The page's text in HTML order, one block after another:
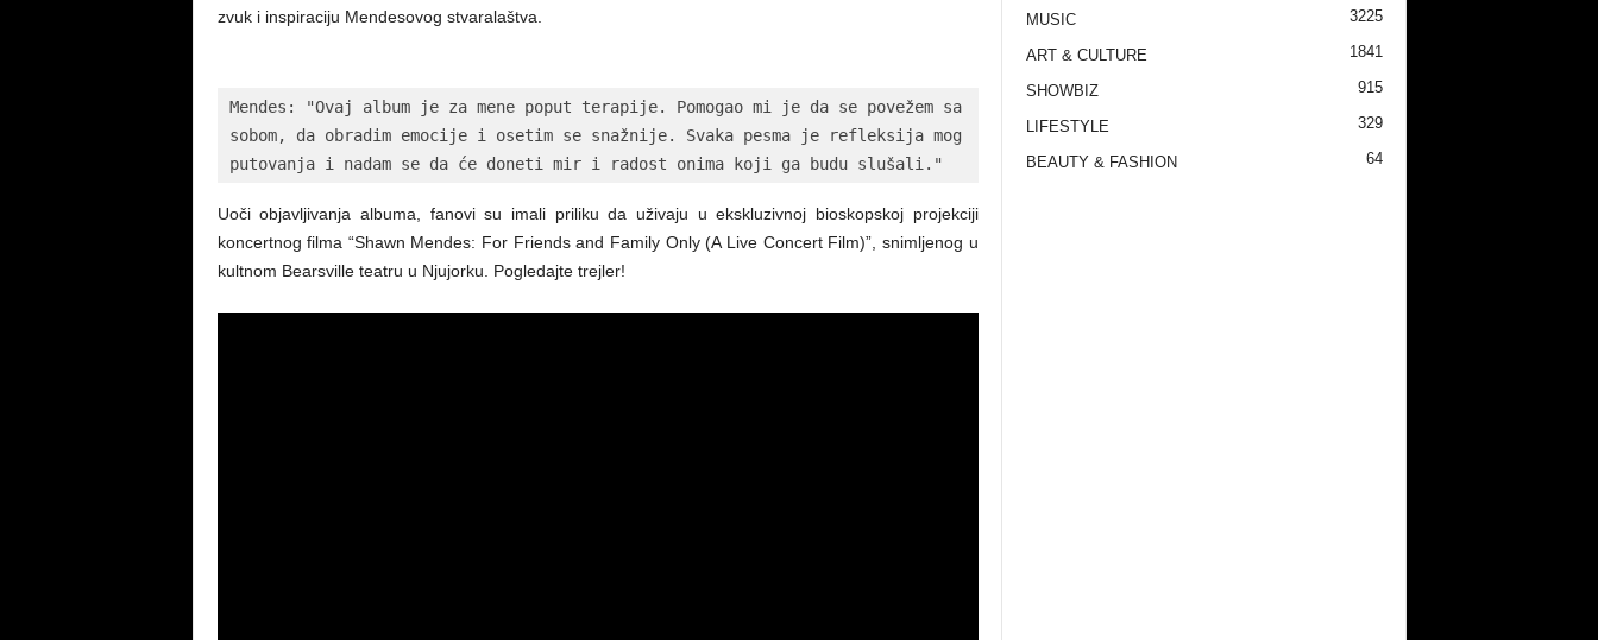
zvuk i inspiraciju Mendesovog stvaralaštva.
Mendes: "Ovaj album je za mene poput terapije. Pomogao mi je da se povežem sa
sobom, da obradim emocije i osetim se snažnije. Svaka pesma je refleksija mog
putovanja i nadam se da će doneti mir i radost onima koji ga budu slušali."
Uoči objavljivanja albuma, fanovi su imali priliku da uživaju u ekskluzivnoj bioskopskoj projekciji
koncertnog filma “Shawn Mendes: For Friends and Family Only (A Live Concert Film)”, snimljenog u
kultnom Bearsville teatru u Njujorku. Pogledajte trejler!
MUSIC 3225
ART & CULTURE 1841
SHOWBIZ 915
LIFESTYLE 329
BEAUTY & FASHION 64